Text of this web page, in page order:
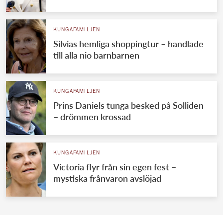
KUNGAFAMILJEN
Silvias hemliga shoppingtur – handlade
till alla nio barnbarnen
KUNGAFAMILJEN
Prins Daniels tunga besked på Solliden
– drömmen krossad
KUNGAFAMILJEN
Victoria flyr från sin egen fest –
mystiska frånvaron avslöjad